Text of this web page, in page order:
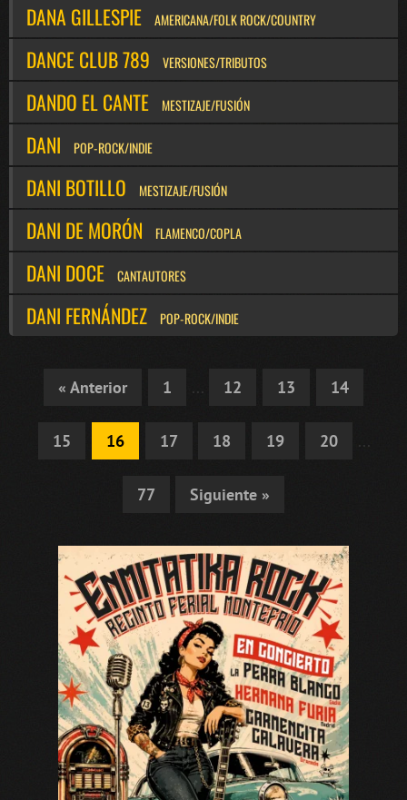
DANA GILLESPIE AMERICANA/FOLK ROCK/COUNTRY
DANCE CLUB 789 VERSIONES/TRIBUTOS
DANDO EL CANTE MESTIZAJE/FUSIÓN
DANI POP-ROCK/INDIE
DANI BOTILLO MESTIZAJE/FUSIÓN
DANI DE MORÓN FLAMENCO/COPLA
DANI DOCE CANTAUTORES
DANI FERNÁNDEZ POP-ROCK/INDIE
« Anterior 1 ... 12 13 14
15 16 17 18 19 20 ...
77 Siguiente »